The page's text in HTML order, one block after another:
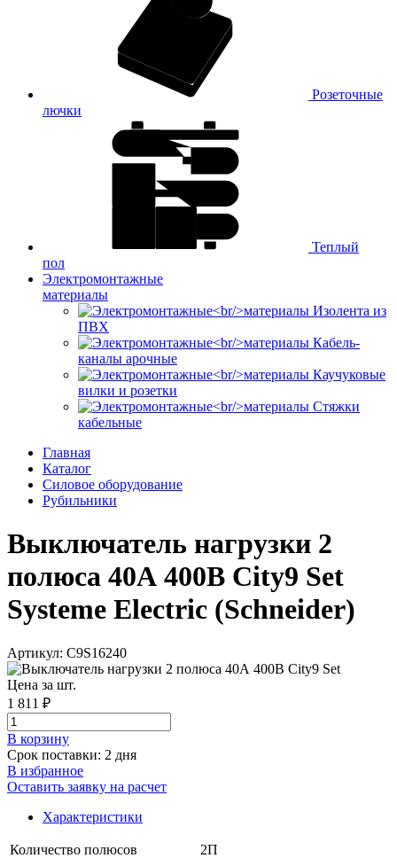
Розеточные
лючки
Теплый
пол
Электромонтажные
материалы
Изолента из
ПВХ
Кабель-
каналы арочные
Каучуковые
вилки и розетки
Стяжки
кабельные
Главная
Каталог
Силовое оборудование
Рубильники
Выключатель нагрузки 2
полюса 40А 400В City9 Set
Systeme Electric (Schneider)
Артикул: C9S16240
Цена за шт.
1 811 ₽
В корзинy
Срок поставки: 2 дня
В избранное
Оставить заявку на расчет
Характеристики
Количество полюсов
2П